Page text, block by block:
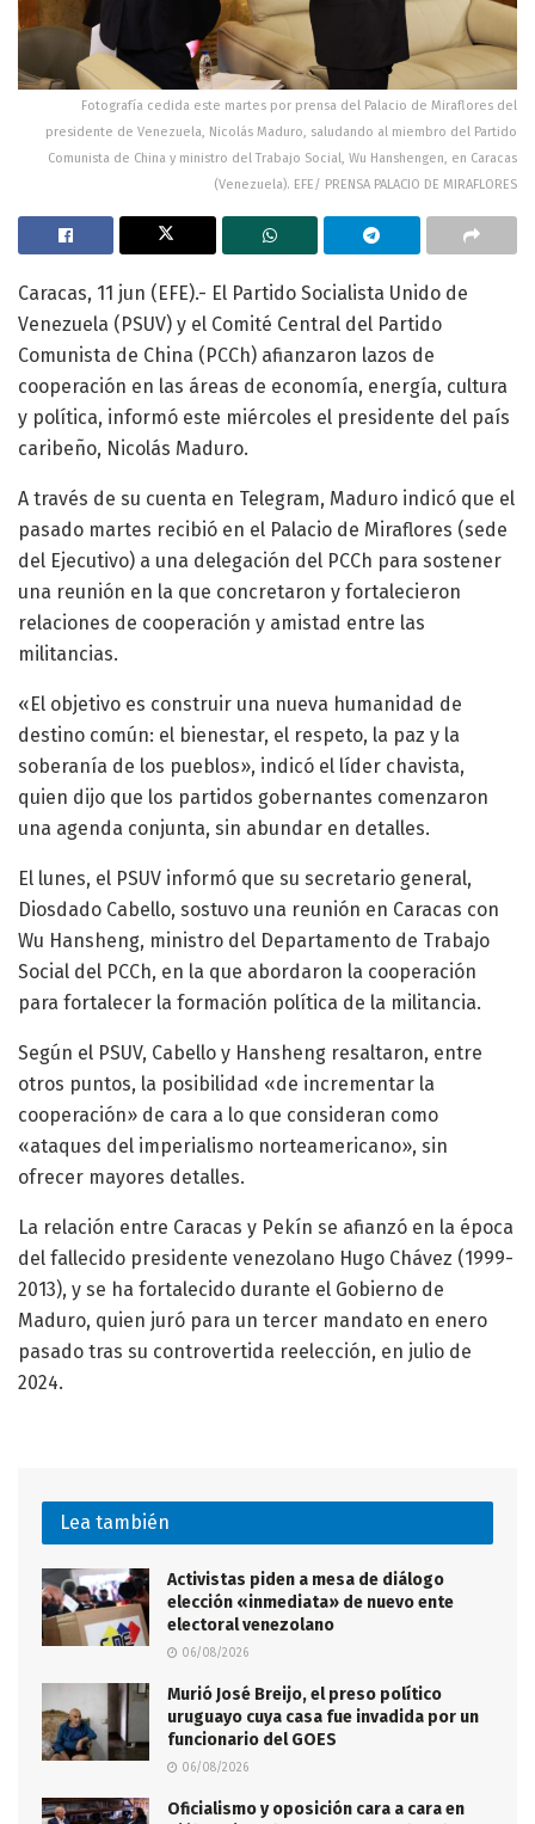
Fotografía cedida este martes por prensa del Palacio de Miraflores del
presidente de Venezuela, Nicolás Maduro, saludando al miembro del Partido
Comunista de China y ministro del Trabajo Social, Wu Hanshengen, en Caracas
(Venezuela). EFE/ PRENSA PALACIO DE MIRAFLORES
Caracas, 11 jun (EFE).- El Partido Socialista Unido de
Venezuela (PSUV) y el Comité Central del Partido
Comunista de China (PCCh) afianzaron lazos de
cooperación en las áreas de economía, energía, cultura
y política, informó este miércoles el presidente del país
caribeño, Nicolás Maduro.
A través de su cuenta en Telegram, Maduro indicó que el
pasado martes recibió en el Palacio de Miraflores (sede
del Ejecutivo) a una delegación del PCCh para sostener
una reunión en la que concretaron y fortalecieron
relaciones de cooperación y amistad entre las
militancias.
«El objetivo es construir una nueva humanidad de
destino común: el bienestar, el respeto, la paz y la
soberanía de los pueblos», indicó el líder chavista,
quien dijo que los partidos gobernantes comenzaron
una agenda conjunta, sin abundar en detalles.
El lunes, el PSUV informó que su secretario general,
Diosdado Cabello, sostuvo una reunión en Caracas con
Wu Hansheng, ministro del Departamento de Trabajo
Social del PCCh, en la que abordaron la cooperación
para fortalecer la formación política de la militancia.
Según el PSUV, Cabello y Hansheng resaltaron, entre
otros puntos, la posibilidad «de incrementar la
cooperación» de cara a lo que consideran como
«ataques del imperialismo norteamericano», sin
ofrecer mayores detalles.
La relación entre Caracas y Pekín se afianzó en la época
del fallecido presidente venezolano Hugo Chávez (1999-
2013), y se ha fortalecido durante el Gobierno de
Maduro, quien juró para un tercer mandato en enero
pasado tras su controvertida reelección, en julio de
2024.
Lea también
Activistas piden a mesa de diálogo
elección «inmediata» de nuevo ente
electoral venezolano
06/08/2026
Murió José Breijo, el preso político
uruguayo cuya casa fue invadida por un
funcionario del GOES
06/08/2026
Oficialismo y oposición cara a cara en